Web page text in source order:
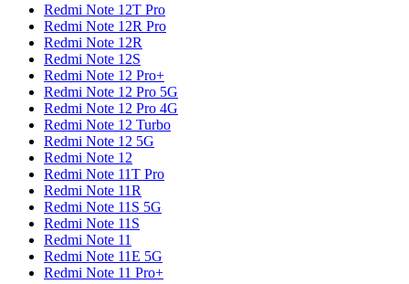
Redmi Note 12T Pro
Redmi Note 12R Pro
Redmi Note 12R
Redmi Note 12S
Redmi Note 12 Pro+
Redmi Note 12 Pro 5G
Redmi Note 12 Pro 4G
Redmi Note 12 Turbo
Redmi Note 12 5G
Redmi Note 12
Redmi Note 11T Pro
Redmi Note 11R
Redmi Note 11S 5G
Redmi Note 11S
Redmi Note 11
Redmi Note 11E 5G
Redmi Note 11 Pro+